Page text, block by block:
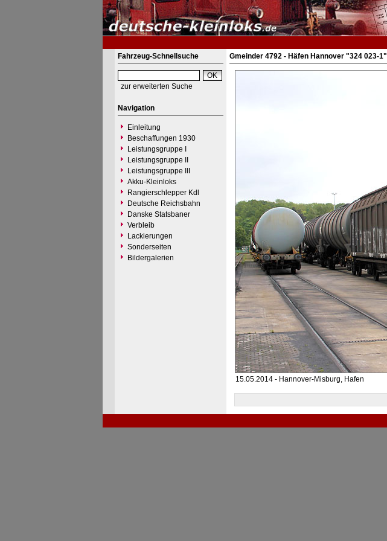
Fahrzeug-Schnellsuche
zur erweiterten Suche
Navigation
Einleitung
Beschaffungen 1930
Leistungsgruppe I
Leistungsgruppe II
Leistungsgruppe III
Akku-Kleinloks
Rangierschlepper Kdl
Deutsche Reichsbahn
Danske Statsbaner
Verbleib
Lackierungen
Sonderseiten
Bildergalerien
Gmeinder 4792 - Häfen Hannover "324 023-1"
15.05.2014 - Hannover-Misburg, Hafen